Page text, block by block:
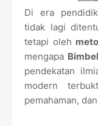
Di era
tidak lagi
tetapi oleh
mengapa
pendekatan
modern
pemahaman,